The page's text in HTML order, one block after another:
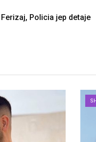
Policia jep detaje